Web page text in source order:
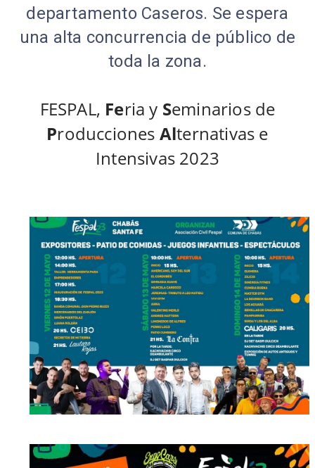
departamento Caseros. Se espera
una alta concurrencia de público de
toda la zona.
FESPAL, Feria y Seminarios de
Producciones Alternativas e
Intensivas 2023